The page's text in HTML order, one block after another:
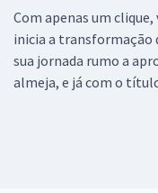
Com apenas um
inicia a transformação
sua jornada rumo a
almeja, e já com o